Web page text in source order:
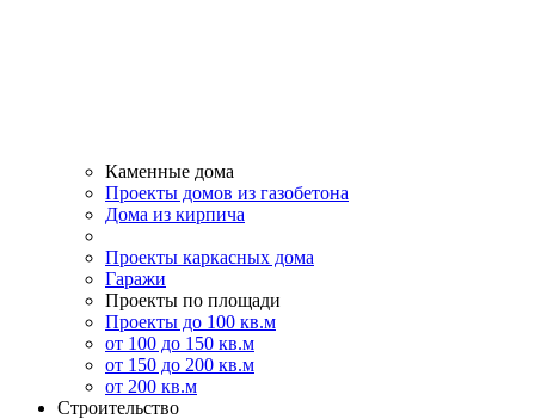
Каменные дома
Проекты домов из газобетона
Дома из кирпича
Проекты каркасных дома
Гаражи
Проекты по площади
Проекты до 100 кв.м
от 100 до 150 кв.м
от 150 до 200 кв.м
от 200 кв.м
Строительство